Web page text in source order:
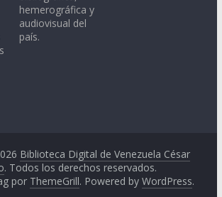
hemerográfica y
audiovisual del
país.
Biblioteca Digital de Venezuela César
. Todos los derechos reservados.
por ThemeGrill. Powered byWordPress.